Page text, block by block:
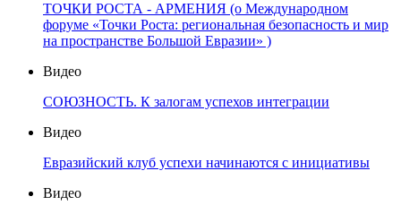
ТОЧКИ РОСТА - АРМЕНИЯ (о Международном
форуме «Точки Роста: региональная безопасность и мир
на пространстве Большой Евразии» )
Видео
СОЮЗНОСТЬ. К залогам успехов интеграции
Видео
Евразийский клуб успехи начинаются с инициативы
Видео